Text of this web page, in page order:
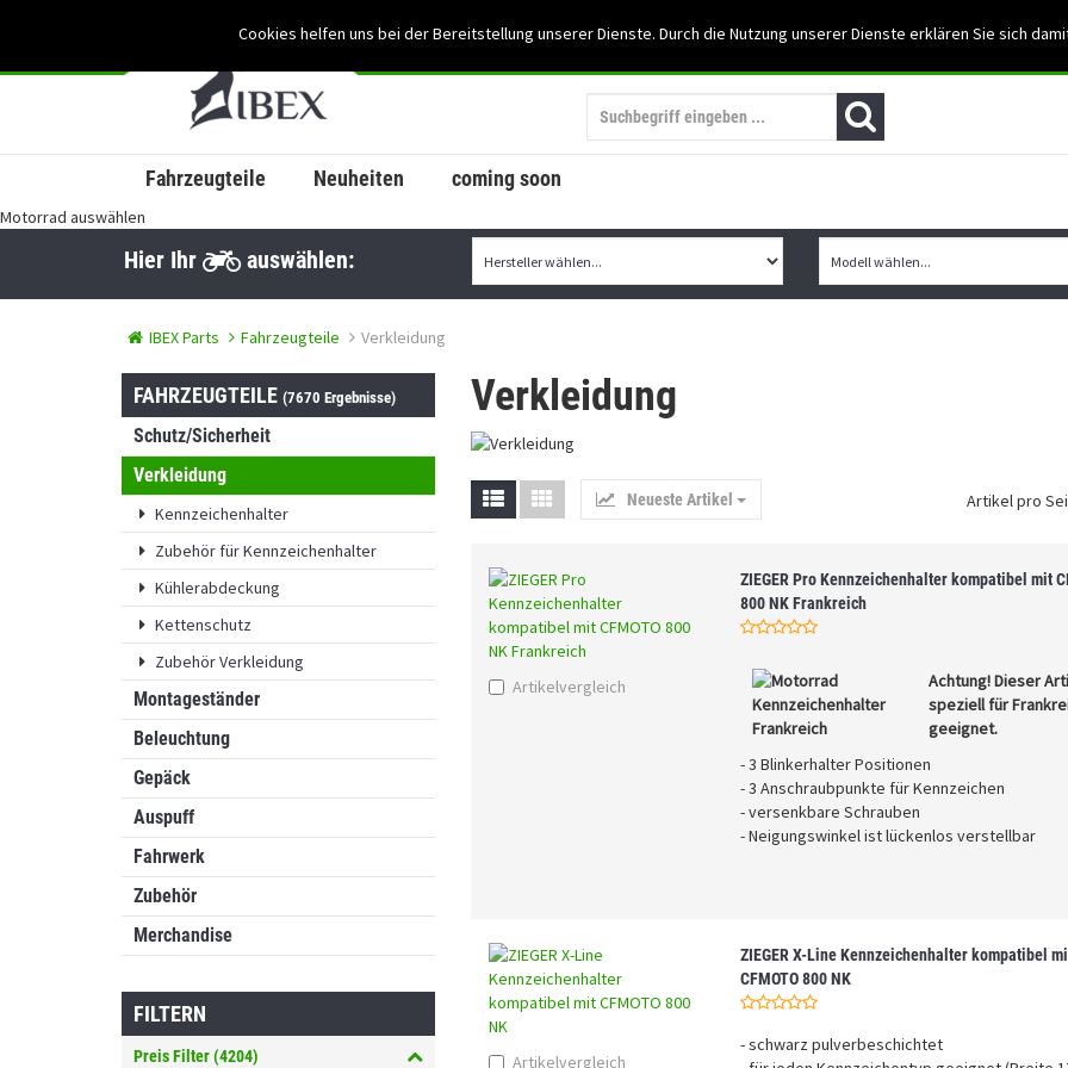
Cookies helfen uns bei der Bereitstellung unserer Dienste. Durch die Nutzung unserer Dienste erklären Sie sich
Mein Konto Support: 03501-
Fahrzeugteile Neuheiten coming soon
Motorrad auswählen
Hier Ihr auswählen:
IBEX Parts Fahrzeugteile Verkleidung
FAHRZEUGTEILE (7670 Ergebnisse)
Schutz/Sicherheit
Verkleidung
Kennzeichenhalter
Zubehör für Kennzeichenhalter
Kühlerabdeckung
Kettenschutz
Zubehör Verkleidung
Montageständer
Beleuchtung
Gepäck
Auspuff
Fahrwerk
Zubehör
Merchandise
FILTERN
Preis Filter (4204)
Verkleidung
Neueste Artikel Artikel pro
Artikelvergleich
ZIEGER Pro Kennzeichenhalter kompatibel mit
800 NK Frankreich
Achtung! Dieser
speziell für
geeignet.
- 3 Blinkerhalter Positionen
- 3 Anschraubpunkte für Kennzeichen
- versenkbare Schrauben
- Neigungswinkel ist lückenlos verstellbar
Artikelvergleich
ZIEGER X-Line Kennzeichenhalter kompatibel
CFMOTO 800 NK
- schwarz pulverbeschichtet